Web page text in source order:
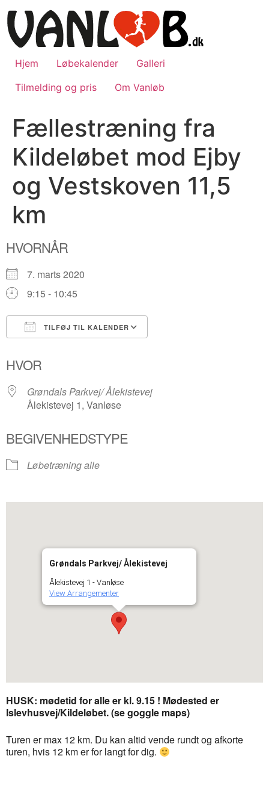
til
indhold
Hjem Løbekalender
Galleri
Tilmelding og pris
Om Vanløb
Fællestræning fra
Kildeløbet mod Ejby
og Vestskoven 11,5
km
HVORNÅR
7. marts 2020
9:15 - 10:45
TILFØJ TIL KALENDER
HVOR
Grøndals Parkvej/ Ålekistevej
Ålekistevej 1, Vanløse
BEGIVENHEDSTYPE
Løbetræning alle
Grøndals Parkvej/ Ålekistevej
Ålekistevej 1 - Vanløse
View Arrangementer
HUSK: mødetid for alle er kl. 9.15 ! Mødested er
Islevhusvej/Kildeløbet. (se goggle maps)
Turen er max 12 km. Du kan altid vende rundt og afkorte
turen, hvis 12 km er for langt for dig.